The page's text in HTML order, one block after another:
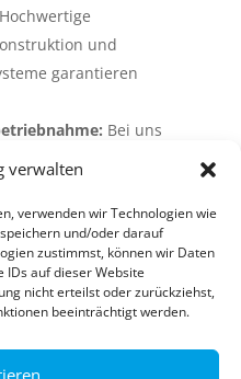
verwalten
verwenden wir Technologien wie
und/oder darauf
zustimmst, können wir Daten
auf dieser Website
nicht erteilst oder zurückziehst,
beeinträchtigt werden.
und
garantieren
Bei uns
GmbH – Moormerland